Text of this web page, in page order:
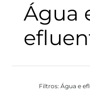
Água
Filtros: Água e